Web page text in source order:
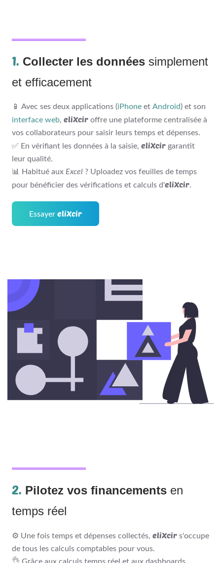
1. Collecter les données simplement
et efficacement
📱 Avec ses deux applications (iPhone et Android) et son
interface web, eliXcir offre une plateforme centralisée à
vos collaborateurs pour saisir leurs temps et dépenses.
✅ En vérifiant les données à la saisie, eliXcir garantit
leur qualité.
📊 Habitué aux Excel ? Uploadez vos feuilles de temps
pour bénéficier des vérifications et calculs d'eliXcir.
Essayer eliXcir
2. Pilotez vos financements en
temps réel
⚙️ Une fois temps et dépenses collectés, eliXcir s'occupe
de tous les calculs comptables pour vous.